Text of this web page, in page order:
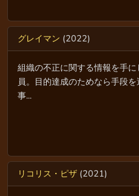
グレイマン (2022)
組織の不正に関する情報を手
員。目的達成のためなら手段
事...
リコリス・ピザ (2021)